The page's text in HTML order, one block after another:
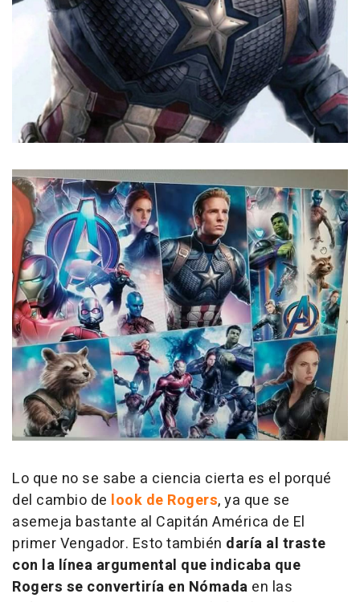
Lo que no se sabe a ciencia cierta es el porqué
del cambio de look de Rogers, ya que se
asemeja bastante al Capitán América de El
primer Vengador. Esto también daría al traste
con la línea argumental que indicaba que
Rogers se convertiría en Nómada en las